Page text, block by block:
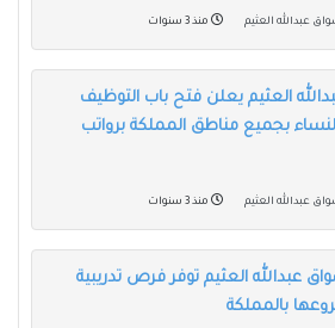
عبدالله العثيم منذ 3 سنوات
العثيم يعلن فتح باب التوظيف
بجميع مناطق المملكة برواتب
عبدالله العثيم منذ 3 سنوات
عبدالله العثيم توفر فرص تدريبية
بالمملكة